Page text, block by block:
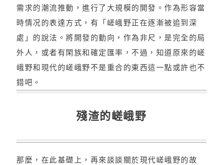
需求的潮流推動，進行了大規模的開發。作為形容當
時情况的表達方式，有「嵯峨野正在逐漸被追到深
處」的說法。將開發的動向，作為非尺，是完全的局
外人，或者有閑族和確定匯率，不過，知道原來的嵯
峨野和現代的嵯峨野不是重合的東西這一點或許也不
錯吧。
殘渣的嵯峨野
那麼，在此基礎上，再來談談關於現代嵯峨野的故